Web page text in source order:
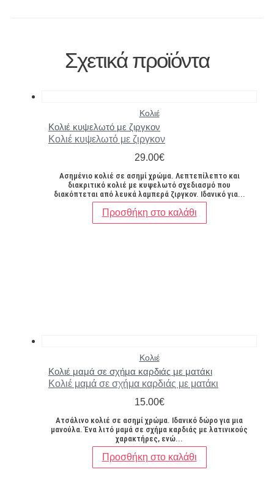
Σχετικά προϊόντα
Κολιέ
Κολιέ κυψελωτό με ζιργκον
Κολιέ κυψελωτό με ζιργκον
29.00€
Ασημένιο κολιέ σε ασημί χρώμα. Λεπτεπίλεπτο και
διακριτικό κολιέ με κυψελωτό σχεδιασμό που
διακόπτεται από λευκά λαμπερά ζιργκον. Ιδανικό για...
Προσθήκη στο καλάθι
Κολιέ
Κολιέ μαμά σε σχήμα καρδιάς με ματάκι
Κολιέ μαμά σε σχήμα καρδιάς με ματάκι
15.00€
Ατσάλινο κολιέ σε ασημί χρώμα. Ιδανικό δώρο για μια
μανούλα. Ένα λιτό μαμά σε σχήμα καρδιάς με λατινικούς
χαρακτήρες, ενώ...
Προσθήκη στο καλάθι